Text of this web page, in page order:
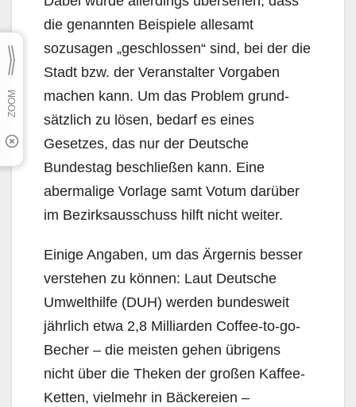
die genannten Beispiele allesamt
sozusagen „geschlos­sen“ sind, bei der die
Stadt bzw. der Veranstalter Vorgaben
machen kann. Um das Problem grund­
sätzlich zu lösen, bedarf es eines
Gesetzes, das nur der Deutsche
Bundestag beschließen kann. Eine
abermalige Vorlage samt Votum darüber
im Bezirksausschuss hilft nicht weiter.
Einige Angaben, um das Ärgernis besser
verstehen zu können: Laut Deutsche
Umwelthilfe (DUH) werden bundesweit
jährlich etwa 2,8 Milliarden Coffee-to-go-
Becher – die meisten gehen übrigens
nicht über die Theken der großen Kaffee-
Ketten, vielmehr in Bäckereien –